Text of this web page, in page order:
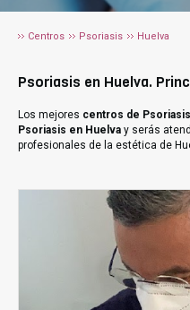
Centros Psoriasis Huelva
Psoriasis en Huelva.
Los mejores centros de
Psoriasis en Huelva y serás
profesionales de la estética de